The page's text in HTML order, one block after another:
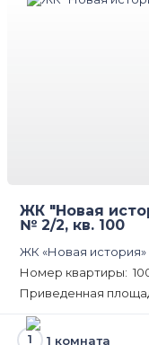
ЖК "Новая
№ 2/2, кв. 100
ЖК «Новая
Номер квартиры:
Приведенная
1 комната